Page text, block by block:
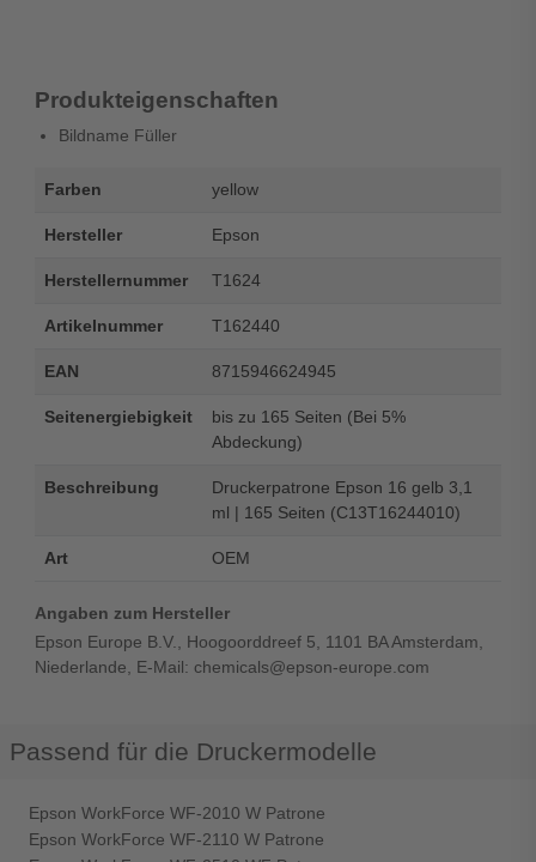
Produkteigenschaften
Bildname Füller
Farben yellow
Hersteller Epson
Herstellernummer T1624
Artikelnummer T162440
EAN 8715946624945
Seitenergiebigkeit
bis zu 165 Seiten (Bei 5%
Abdeckung)
Beschreibung
Druckerpatrone Epson 16 gelb 3,1
ml | 165 Seiten (C13T16244010)
Art OEM
Angaben zum Hersteller
Epson Europe B.V., Hoogoorddreef 5, 1101 BA Amsterdam,
Niederlande, E-Mail: chemicals@epson-europe.com
Passend für die Druckermodelle
Epson WorkForce WF-2010 W Patrone
Epson WorkForce WF-2110 W Patrone